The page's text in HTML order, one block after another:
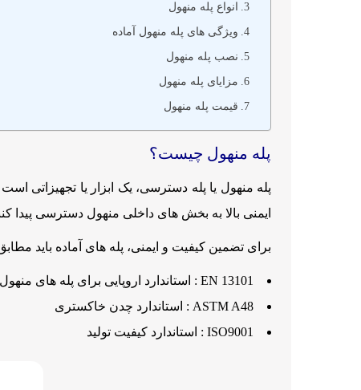
انواع پله منهول
ویژگی های پله منهول آماده
نصب پله منهول
مزایای پله منهول
قیمت پله منهول
پله منهول چیست؟
پله منهول یا پله دسترسی، یک ابزار یا تجهیزاتی
ایمنی بالا به بخش های داخلی منهول دسترسی پیدا
برای تضمین کیفیت و ایمنی، پله های آماده باید
13101 EN : استاندارد اروپایی برای پله های منهول
ASTM A48 : استاندارد چدن خاکستری
ISO9001 : استاندارد کیفیت تولید